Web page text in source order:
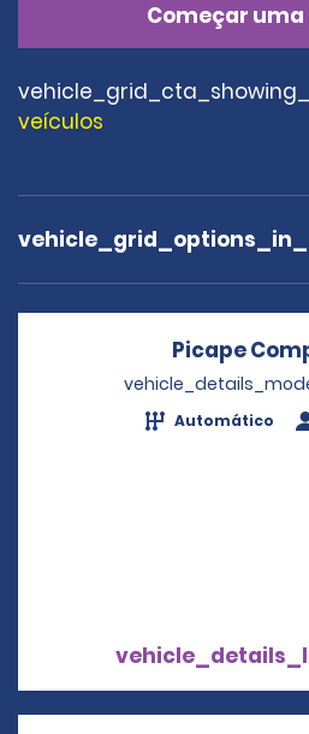
Começar
veículos
Picape
Automático